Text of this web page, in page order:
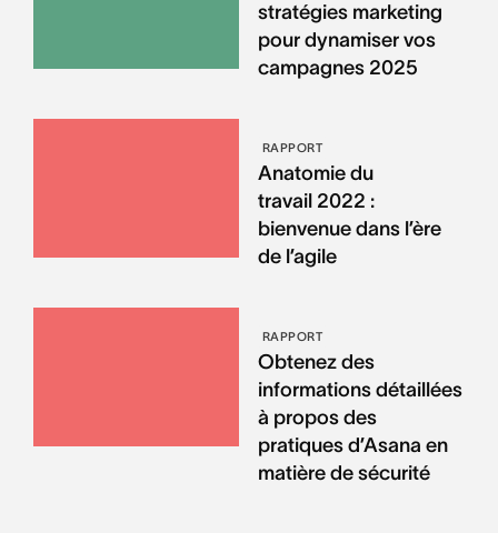
stratégies marketing
pour dynamiser vos
campagnes 2025
RAPPORT
Anatomie du
travail 2022 :
bienvenue dans l’ère
de l’agile
RAPPORT
Obtenez des
informations détaillées
à propos des
pratiques d’Asana en
matière de sécurité